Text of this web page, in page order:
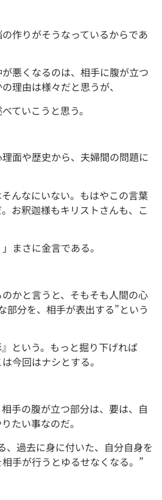
作りがそうなっているからであ
悪くなるのは、相手に腹が立つ
理由は様々だと思うが、
ていこうと思う。
面や歴史から、夫婦間の問題に
んなにいない。もはやこの言葉
お釈迦様もキリストさんも、こ
まさに金言である。
かと言うと、そもそも人間の心
部分を、相手が表出する”という
という。もっと掘り下げれば
今回はナシとする。
手の腹が立つ部分は、要は、自
たい事なのだ。
、過去に身に付いた、自分自身を
手が行うとゆるせなくなる。”